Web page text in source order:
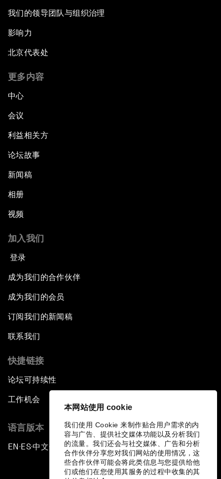
本网站使用 cookie
我们使用 Cookie 来制作贴合用户需求的内
容与广告、提供社交媒体功能以及分析我们
的流量。我们还会与社交媒体、广告和分析
合作伙伴分享您对我们网站的使用情况，这
些合作伙伴可能会将此类信息与您提供给他
们或他们在您使用其服务的过程中收集的其
我们的领导团队与组织治理
影响力
北京代表处
更多内容
中心
会议
利益相关方
论坛故事
新闻稿
相册
视频
加入我们
登录
成为我们的合作伙伴
成为我们的会员
订阅我们的新闻稿
联系我们
快捷链接
论坛可持续性
工作机会
语言版本
EN ▪ES▪中文▪ 日本語